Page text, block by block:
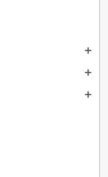
add
add
add